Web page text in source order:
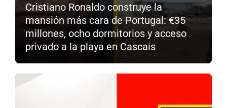
Cristiano Ronaldo construye la
mansión más cara de Portugal: €35
millones, ocho dormitorios y acceso
privado a la playa en Cascais